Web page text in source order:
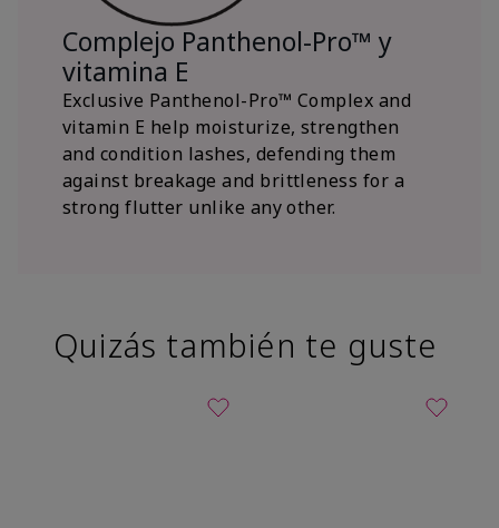
Complejo Panthenol-Pro™ y
vitamina E
Exclusive Panthenol-Pro™ Complex and
vitamin E help moisturize, strengthen
and condition lashes, defending them
against breakage and brittleness for a
strong flutter unlike any other.
Quizás también te guste